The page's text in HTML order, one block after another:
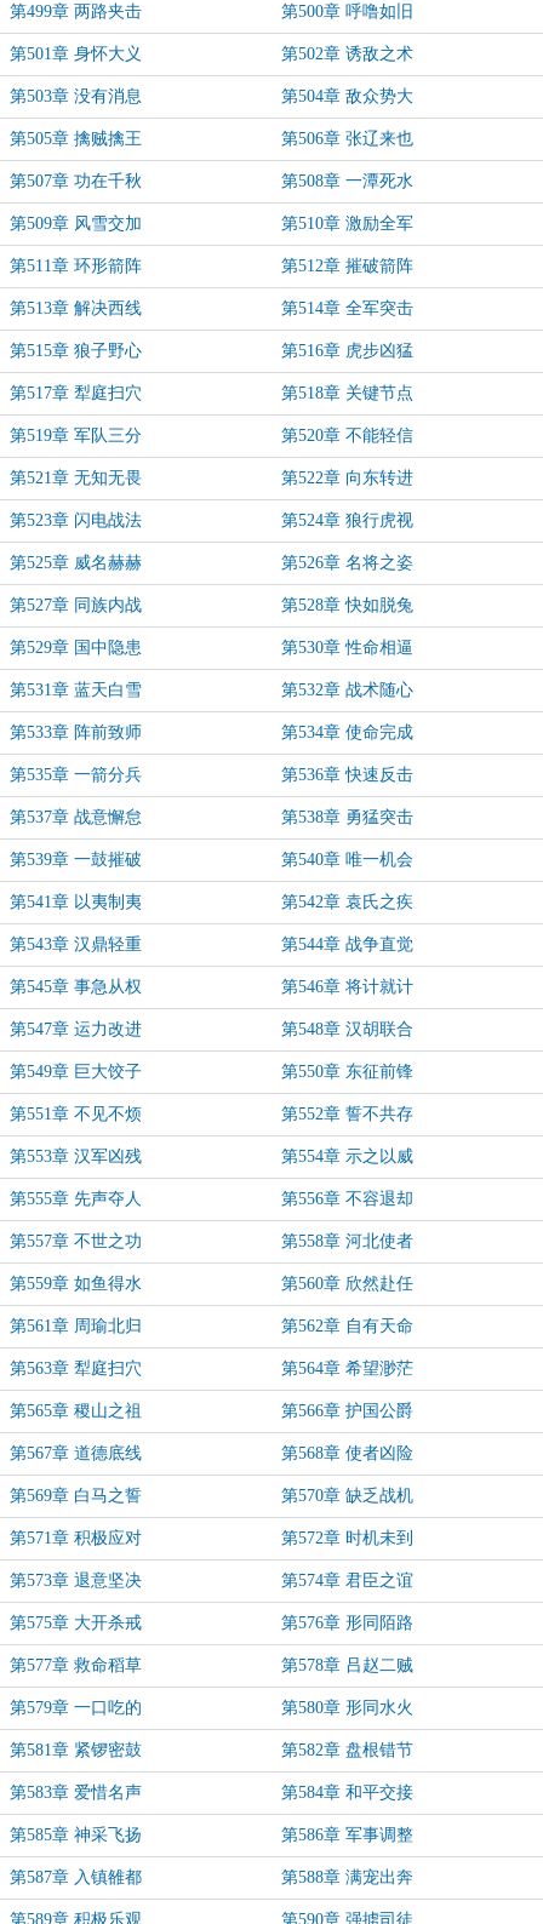
第499章 两路夹击 第500章 呼噜如旧
第501章 身怀大义 第502章 诱敌之术
第503章 没有消息 第504章 敌众势大
第505章 擒贼擒王 第506章 张辽来也
第507章 功在千秋 第508章 一潭死水
第509章 风雪交加 第510章 激励全军
第511章 环形箭阵 第512章 摧破箭阵
第513章 解决西线 第514章 全军突击
第515章 狼子野心 第516章 虎步凶猛
第517章 犁庭扫穴 第518章 关键节点
第519章 军队三分 第520章 不能轻信
第521章 无知无畏 第522章 向东转进
第523章 闪电战法 第524章 狼行虎视
第525章 威名赫赫 第526章 名将之姿
第527章 同族内战 第528章 快如脱兔
第529章 国中隐患 第530章 性命相逼
第531章 蓝天白雪 第532章 战术随心
第533章 阵前致师 第534章 使命完成
第535章 一箭分兵 第536章 快速反击
第537章 战意懈怠 第538章 勇猛突击
第539章 一鼓摧破 第540章 唯一机会
第541章 以夷制夷 第542章 袁氏之疾
第543章 汉鼎轻重 第544章 战争直觉
第545章 事急从权 第546章 将计就计
第547章 运力改进 第548章 汉胡联合
第549章 巨大饺子 第550章 东征前锋
第551章 不见不烦 第552章 誓不共存
第553章 汉军凶残 第554章 示之以威
第555章 先声夺人 第556章 不容退却
第557章 不世之功 第558章 河北使者
第559章 如鱼得水 第560章 欣然赴任
第561章 周瑜北归 第562章 自有天命
第563章 犁庭扫穴 第564章 希望渺茫
第565章 稷山之祖 第566章 护国公爵
第567章 道德底线 第568章 使者凶险
第569章 白马之誓 第570章 缺乏战机
第571章 积极应对 第572章 时机未到
第573章 退意坚决 第574章 君臣之谊
第575章 大开杀戒 第576章 形同陌路
第577章 救命稻草 第578章 吕赵二贼
第579章 一口吃的 第580章 形同水火
第581章 紧锣密鼓 第582章 盘根错节
第583章 爱惜名声 第584章 和平交接
第585章 神采飞扬 第586章 军事调整
第587章 入镇雒都 第588章 满宠出奔
第589章 积极乐观 第590章 强掳司徒